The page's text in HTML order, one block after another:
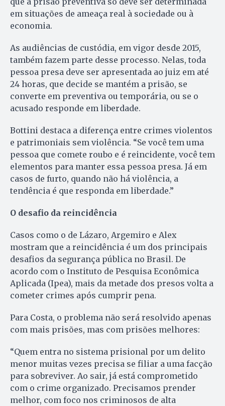
em situações de ameaça real à sociedade ou à
economia.
As audiências de custódia, em vigor desde 2015,
também fazem parte desse processo. Nelas, toda
pessoa presa deve ser apresentada ao juiz em até
24 horas, que decide se mantém a prisão, se
converte em preventiva ou temporária, ou se o
acusado responde em liberdade.
Bottini destaca a diferença entre crimes violentos
e patrimoniais sem violência. “Se você tem uma
pessoa que comete roubo e é reincidente, você tem
elementos para manter essa pessoa presa. Já em
casos de furto, quando não há violência, a
tendência é que responda em liberdade.”
O desafio da reincidência
Casos como o de Lázaro, Argemiro e Alex
mostram que a reincidência é um dos principais
desafios da segurança pública no Brasil. De
acordo com o Instituto de Pesquisa Econômica
Aplicada (Ipea), mais da metade dos presos volta a
cometer crimes após cumprir pena.
Para Costa, o problema não será resolvido apenas
com mais prisões, mas com prisões melhores:
“Quem entra no sistema prisional por um delito
menor muitas vezes precisa se filiar a uma facção
para sobreviver. Ao sair, já está comprometido
com o crime organizado. Precisamos prender
melhor, com foco nos criminosos de alta